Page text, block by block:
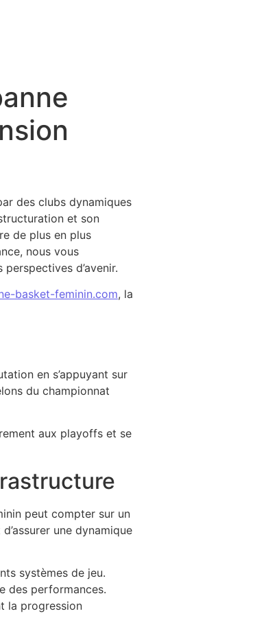
des clubs dynamiques
et son
de plus en plus
nous vous
d’avenir.
basket-feminin.com, la
en s’appuyant sur
du championnat
aux playoffs et se
peut compter sur un
une dynamique
systèmes de jeu.
des performances.
la progression